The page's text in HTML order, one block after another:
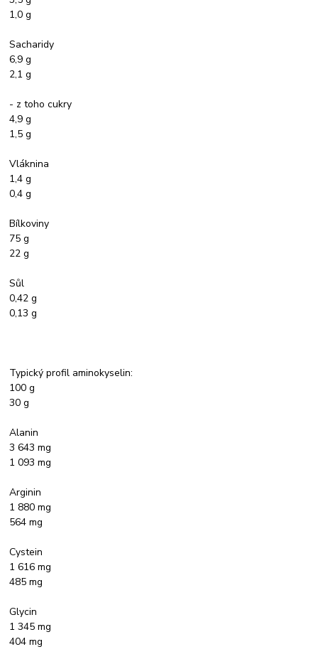
1,0 g
Sacharidy
6,9 g
2,1 g
- z toho cukry
4,9 g
1,5 g
Vláknina
1,4 g
0,4 g
Bílkoviny
75 g
22 g
Sůl
0,42 g
0,13 g
Typický profil aminokyselin:
100 g
30 g
Alanin
3 643 mg
1 093 mg
Arginin
1 880 mg
564 mg
Cystein
1 616 mg
485 mg
Glycin
1 345 mg
404 mg